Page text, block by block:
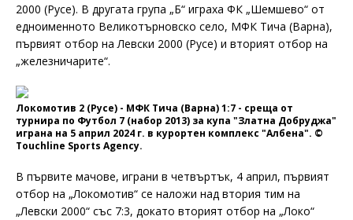
2000 (Русе). В другата група „Б“ играха ФК „Шемшево“ от
едноименното Великотърновско село, МФК Тича (Варна),
първият отбор на Левски 2000 (Русе) и вторият отбор на
„железничарите“.
Локомотив 2 (Русе) - МФК Тича (Варна) 1:7 - среща от
турнира по Футбол 7 (набор 2013) за купа "Златна Добруджа"
играна на 5 април 2024 г. в курортен комплекс "Албена". ©
Touchline Sports Agency.
В първите мачове, играни в четвъртък, 4 април, първият
отбор на „Локомотив“ се наложи над втория тим на
„Левски 2000“ със 7:3, докато вторият отбор на „Локо“